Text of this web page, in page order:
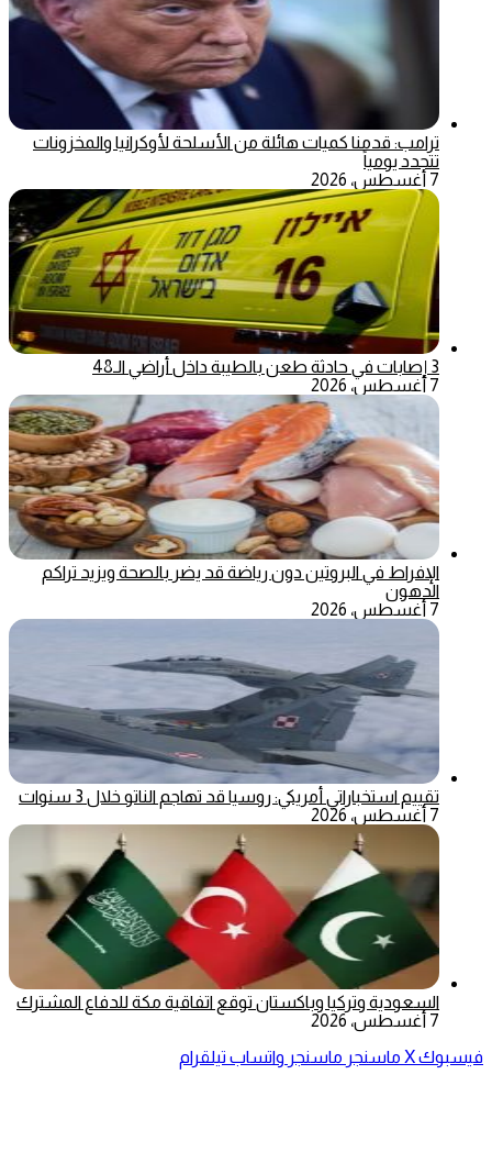
ترامب: قدمنا كميات هائلة من الأسلحة لأوكرانيا والمخزونات
تتجدد يومياً
7 أغسطس، 2026
3 إصابات في حادثة طعن بالطيبة داخل أراضي الـ48
7 أغسطس، 2026
الإفراط في البروتين دون رياضة قد يضر بالصحة ويزيد تراكم
الدهون
7 أغسطس، 2026
تقييم استخباراتي أمريكي: روسيا قد تهاجم الناتو خلال 3 سنوات
7 أغسطس، 2026
السعودية وتركيا وباكستان توقع اتفاقية مكة للدفاع المشترك
7 أغسطس، 2026
فيسبوك‫X ماسنجر ماسنجر واتساب تيلقرام